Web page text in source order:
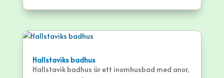
Hallstaviks badhus
Hallstavik badhus är ett inomhusbad med anor,